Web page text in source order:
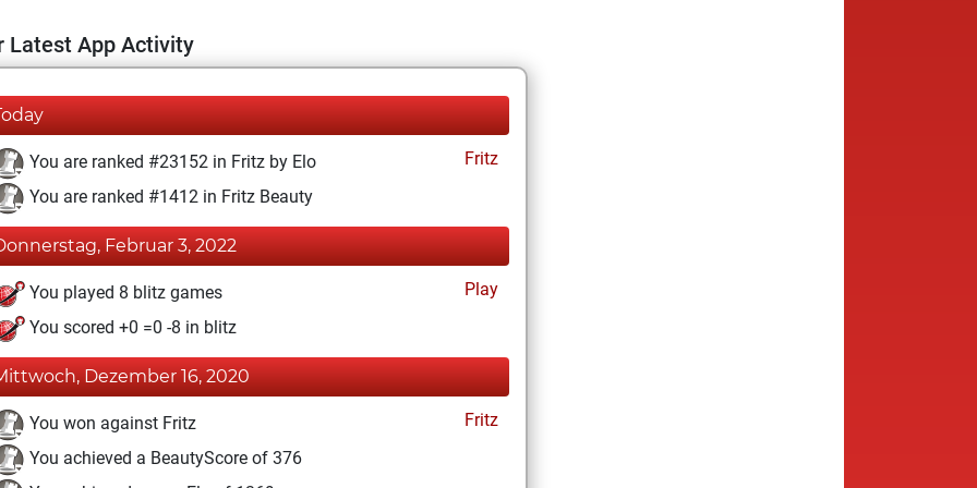
Latest App Activity
You are ranked #23152 in Fritz by Elo
Fritz
You are ranked #1412 in Fritz Beauty
Februar 3, 2022
You played 8 blitz games
Play
You scored +0 =0 -8 in blitz
Dezember 16, 2020
You won against Fritz
Fritz
You achieved a BeautyScore of 376